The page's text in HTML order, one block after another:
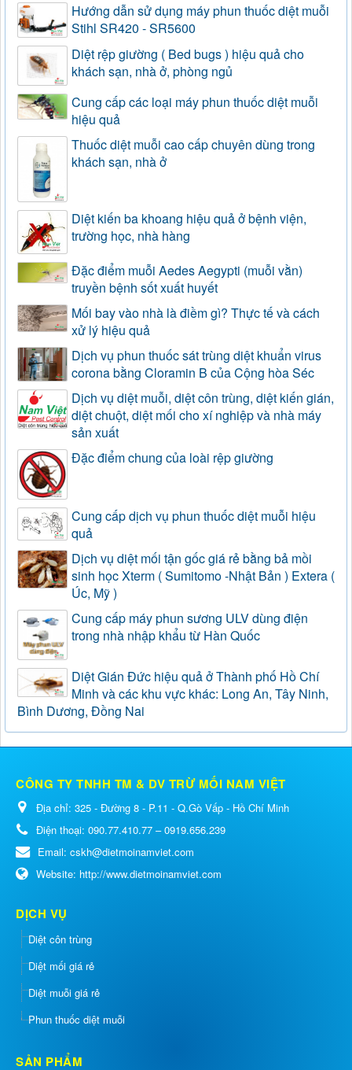
Hướng dẫn sử dụng máy phun thuốc diệt muỗi
Stihl SR420 - SR5600
Diệt rệp giường ( Bed bugs ) hiệu quả cho
khách sạn, nhà ở, phòng ngủ
Cung cấp các loại máy phun thuốc diệt muỗi
hiệu quả
Thuốc diệt muỗi cao cấp chuyên dùng trong
khách sạn, nhà ở
Diệt kiến ba khoang hiệu quả ở bệnh viện,
trường học, nhà hàng
Đặc điểm muỗi Aedes Aegypti (muỗi vằn)
truyền bệnh sốt xuất huyết
Mối bay vào nhà là điềm gì? Thực tế và cách
xử lý hiệu quả
Dịch vụ phun thuốc sát trùng diệt khuẩn virus
corona bằng Cloramin B của Cộng hòa Séc
Dịch vụ diệt muỗi, diệt côn trùng, diệt kiến gián,
diệt chuột, diệt mối cho xí nghiệp và nhà máy
sản xuất
Đặc điểm chung của loài rệp giường
Cung cấp dịch vụ phun thuốc diệt muỗi hiệu
quả
Dịch vụ diệt mối tận gốc giá rẻ bằng bả mồi
sinh học Xterm ( Sumitomo -Nhật Bản ) Extera (
Úc, Mỹ )
Cung cấp máy phun sương ULV dùng điện
trong nhà nhập khẩu từ Hàn Quốc
Diệt Gián Đức hiệu quả ở Thành phố Hồ Chí
Minh và các khu vực khác: Long An, Tây Ninh,
Bình Dương, Đồng Nai
CÔNG TY TNHH TM & DV TRỪ MỐI NAM VIỆT
Địa chỉ: 325 - Đường 8 - P.11 - Q.Gò Vấp - Hồ Chí Minh
Điện thoại: 090.77.410.77 – 0919.656.239
Email: cskh@dietmoinamviet.com
Website: http://www.dietmoinamviet.com
DỊCH VỤ
Diệt côn trùng
Diệt mối giá rẻ
Diệt muỗi giá rẻ
Phun thuốc diệt muỗi
SẢN PHẨM